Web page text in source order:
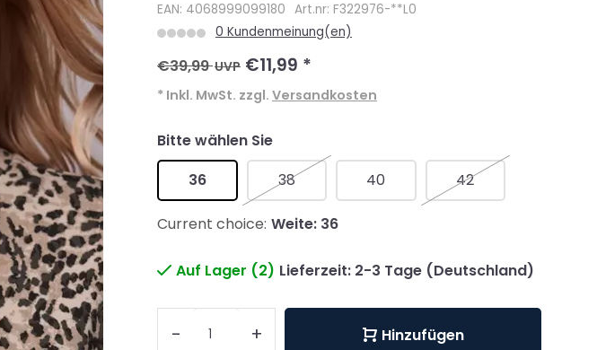
EAN: 4068999099180 Art.nr: F322976-**L0
0 Kundenmeinung(en)
€39,99UVP €11,99 *
* Inkl. MwSt. zzgl. Versandkosten
Bitte wählen Sie
36
38 40 42
Current choice: Weite: 36
Auf Lager (2) Lieferzeit: 2-3 Tage (Deutschland)
- + Hinzufügen